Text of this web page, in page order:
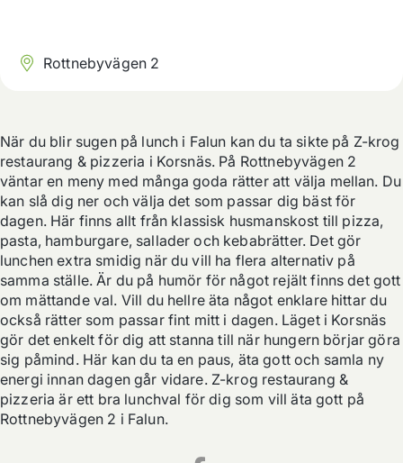
Rottnebyvägen 2
När du blir sugen på lunch i Falun kan du ta sikte på Z-krog
restaurang & pizzeria i Korsnäs. På Rottnebyvägen 2
väntar en meny med många goda rätter att välja mellan. Du
kan slå dig ner och välja det som passar dig bäst för
dagen. Här finns allt från klassisk husmanskost till pizza,
pasta, hamburgare, sallader och kebabrätter. Det gör
lunchen extra smidig när du vill ha flera alternativ på
samma ställe. Är du på humör för något rejält finns det gott
om mättande val. Vill du hellre äta något enklare hittar du
också rätter som passar fint mitt i dagen. Läget i Korsnäs
gör det enkelt för dig att stanna till när hungern börjar göra
sig påmind. Här kan du ta en paus, äta gott och samla ny
energi innan dagen går vidare. Z-krog restaurang &
pizzeria är ett bra lunchval för dig som vill äta gott på
Rottnebyvägen 2 i Falun.